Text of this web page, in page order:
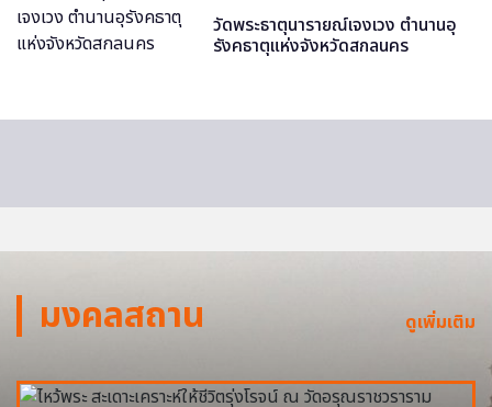
วัดพระธาตุนารายณ์เจงเวง ตำนานอุ
รังคธาตุแห่งจังหวัดสกลนคร
มงคลสถาน ดูเพิ่มเติม